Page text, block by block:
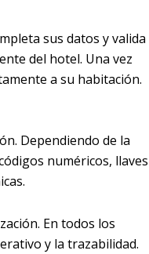
sus datos y valida
del hotel. Una vez
a su habitación.
Dependiendo de la
numéricos, llaves
En todos los
y la trazabilidad.